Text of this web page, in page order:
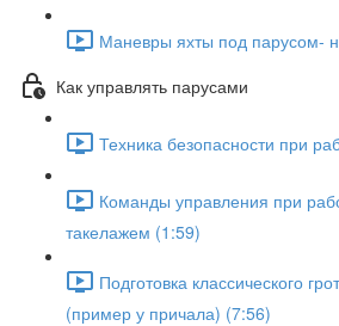
Маневры яхты под парусом-
Как управлять парусами
Техника безопасности при
Команды управления при
такелажем (1:59)
Подготовка классического
(пример у причала) (7:56)